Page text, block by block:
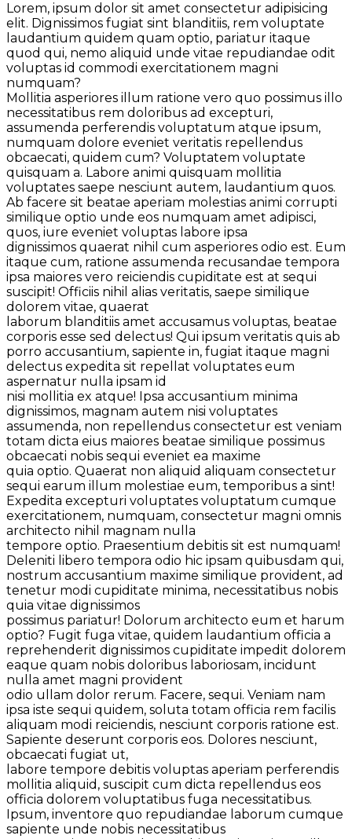
Lorem, ipsum dolor sit amet consectetur adipisicing
elit. Dignissimos fugiat sint blanditiis, rem voluptate
laudantium quidem quam optio, pariatur itaque
quod qui, nemo aliquid unde vitae repudiandae odit
voluptas id commodi exercitationem magni
numquam?
Mollitia asperiores illum ratione vero quo possimus illo
necessitatibus rem doloribus ad excepturi,
assumenda perferendis voluptatum atque ipsum,
numquam dolore eveniet veritatis repellendus
obcaecati, quidem cum? Voluptatem voluptate
quisquam a. Labore animi quisquam mollitia
voluptates saepe nesciunt autem, laudantium quos.
Ab facere sit beatae aperiam molestias animi corrupti
similique optio unde eos numquam amet adipisci,
quos, iure eveniet voluptas labore ipsa
dignissimos quaerat nihil cum asperiores odio est. Eum
itaque cum, ratione assumenda recusandae tempora
ipsa maiores vero reiciendis cupiditate est at sequi
suscipit! Officiis nihil alias veritatis, saepe similique
dolorem vitae, quaerat
laborum blanditiis amet accusamus voluptas, beatae
corporis esse sed delectus! Qui ipsum veritatis quis ab
porro accusantium, sapiente in, fugiat itaque magni
delectus expedita sit repellat voluptates eum
aspernatur nulla ipsam id
nisi mollitia ex atque! Ipsa accusantium minima
dignissimos, magnam autem nisi voluptates
assumenda, non repellendus consectetur est veniam
totam dicta eius maiores beatae similique possimus
obcaecati nobis sequi eveniet ea maxime
quia optio. Quaerat non aliquid aliquam consectetur
sequi earum illum molestiae eum, temporibus a sint!
Expedita excepturi voluptates voluptatum cumque
exercitationem, numquam, consectetur magni omnis
architecto nihil magnam nulla
tempore optio. Praesentium debitis sit est numquam!
Deleniti libero tempora odio hic ipsam quibusdam qui,
nostrum accusantium maxime similique provident, ad
tenetur modi cupiditate minima, necessitatibus nobis
quia vitae dignissimos
possimus pariatur! Dolorum architecto eum et harum
optio? Fugit fuga vitae, quidem laudantium officia a
reprehenderit dignissimos cupiditate impedit dolorem
eaque quam nobis doloribus laboriosam, incidunt
nulla amet magni provident
odio ullam dolor rerum. Facere, sequi. Veniam nam
ipsa iste sequi quidem, soluta totam officia rem facilis
aliquam modi reiciendis, nesciunt corporis ratione est.
Sapiente deserunt corporis eos. Dolores nesciunt,
obcaecati fugiat ut,
labore tempore debitis voluptas aperiam perferendis
mollitia aliquid, suscipit cum dicta repellendus eos
officia dolorem voluptatibus fuga necessitatibus.
Ipsum, inventore quo repudiandae laborum cumque
sapiente unde nobis necessitatibus